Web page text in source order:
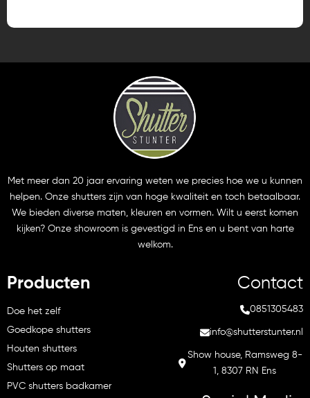
Producten
Doe het zelf
Goedkope shutters
Houten shutters
Shutters op maat
PVC shutters badkamer
Met meer dan 20 jaar ervaring weten we precies hoe we u kunnen
helpen. Onze shutters zijn van hoge kwaliteit en toch betaalbaar.
We bieden diverse maten, kleuren en vormen. Wilt u eerst komen
kijken? Onze showroom is gevestigd in Ens en u bent van harte
welkom.
Contact
0851305483
info@shutterstunter.nl
Show house, Ramsweg 8-
1, 8307 RN Ens